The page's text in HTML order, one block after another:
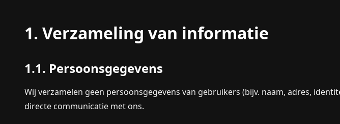
1. Verzameling van informatie
1.1. Persoonsgegevens
Wij verzamelen geen persoonsgegevens van gebruikers (bijv. naam, adres,
directe communicatie met ons.